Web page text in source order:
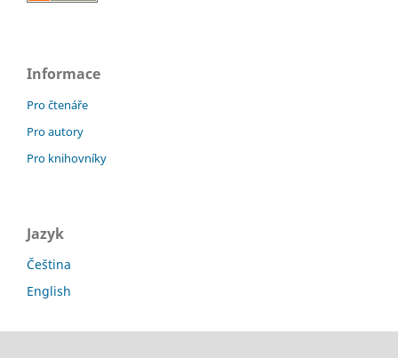
Informace
Pro čtenáře
Pro autory
Pro knihovníky
Jazyk
Čeština
English